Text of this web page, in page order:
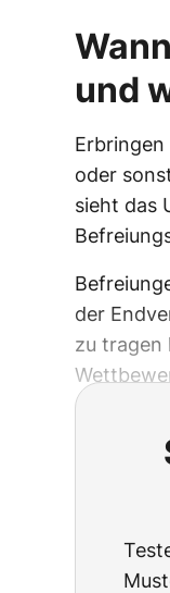
und
oder
sieht das
der
zu tragen